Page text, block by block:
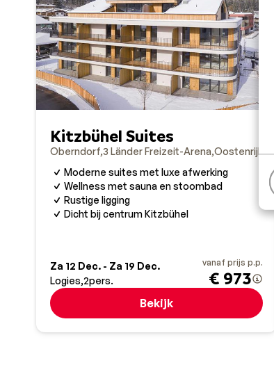
Kitzbühel Suites
Oberndorf 3 Länder Freizeit-Arena Oostenrijk
Moderne suites met luxe afwerking
Wellness met sauna en stoombad
Rustige ligging
Dicht bij centrum Kitzbühel
Za 12 Dec. - Za 19 Dec.
Logies 2pers.
vanaf prijs p.p.
€ 973
Bekijk